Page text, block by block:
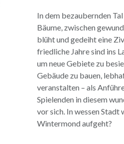
In dem bezaubernden
Bäume, zwischen
blüht und gedeiht eine
friedliche Jahre sind ins
um neue Gebiete zu
Gebäude zu bauen,
veranstalten – als
Spielenden in diesem
vor sich. In wessen Stadt
Wintermond aufgeht?